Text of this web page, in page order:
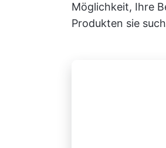
Möglichkeit, Ihre
Produkten sie